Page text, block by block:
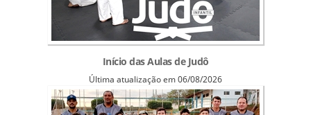
Início das Aulas de Judô
Última atualização em 06/08/2026